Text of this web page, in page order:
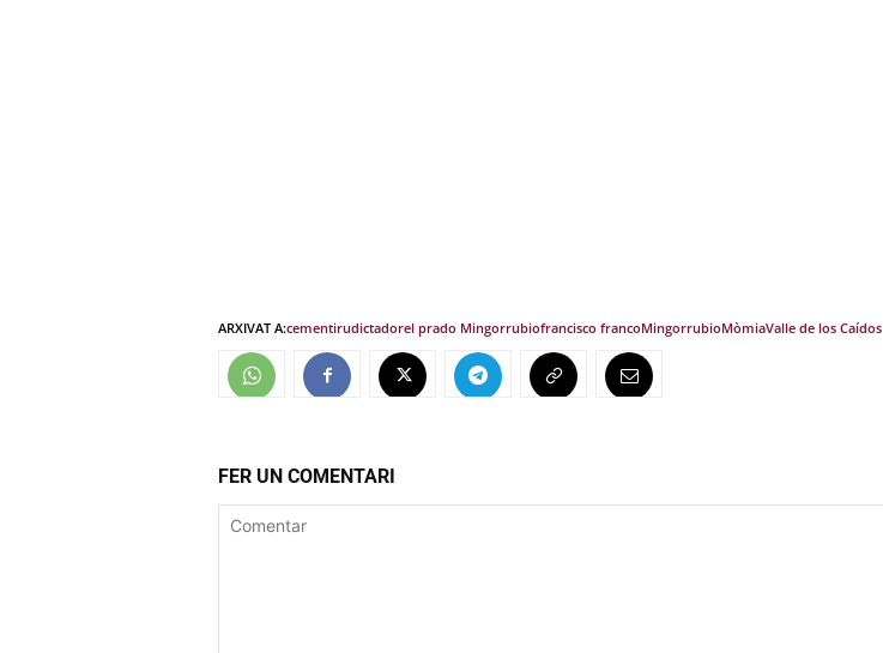
ARXIVAT A:cementirudictadorel prado Mingorrubiofrancisco francoMingorrubioMòmiaValle de los Caídos
FER UN COMENTARI